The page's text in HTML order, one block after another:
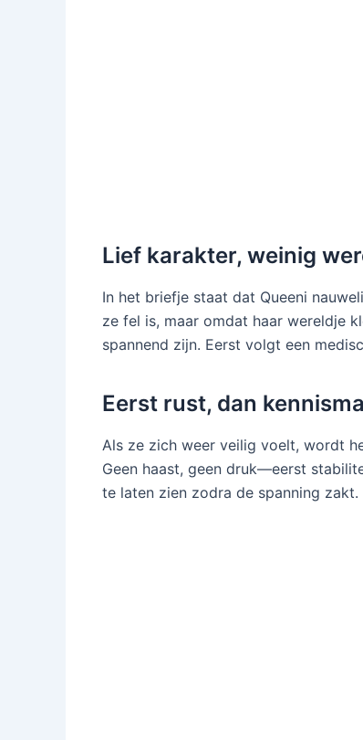
Lief karakter, weinig
In het briefje staat dat Queeni
ze fel is, maar omdat haar wereldje
spannend zijn. Eerst volgt een
Eerst rust, dan
Als ze zich weer veilig voelt, wordt
Geen haast, geen druk—eerst
te laten zien zodra de spanning zakt.